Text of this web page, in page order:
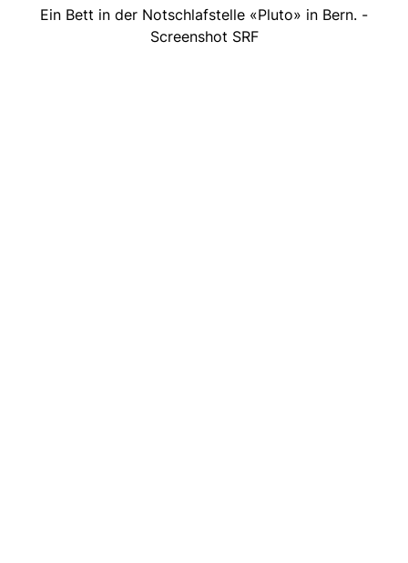
Ein Bett in der Notschlafstelle «Pluto» in Bern. -
Screenshot SRF